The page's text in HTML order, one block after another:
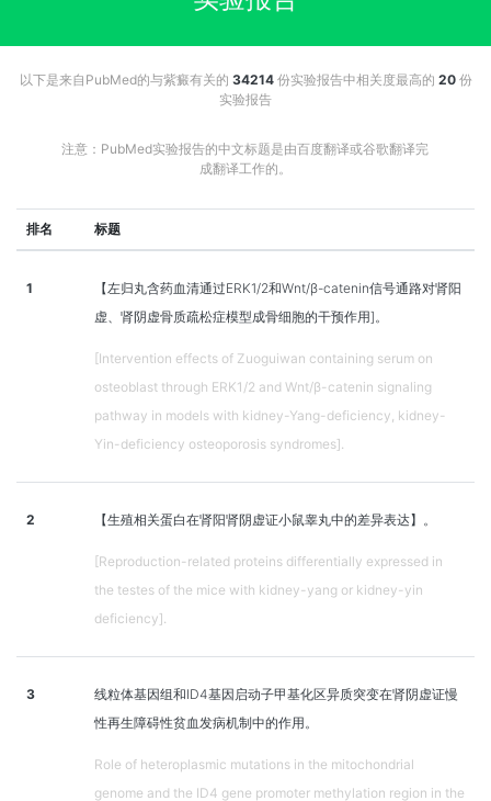
以下是来自PubMed的与紫癜有关的 34214份实验报告中相关度最高的 20份
实验报告
注意：PubMed实验报告的中文标题是由百度翻译或谷歌翻译完
成翻译工作的。
排名 标题
1
【左归丸含药血清通过ERK1/2和Wnt/β-catenin信号通路对肾阳
虚、肾阴虚骨质疏松症模型成骨细胞的干预作用]。
[Intervention effects of Zuoguiwan containing serum on
osteoblast through ERK1/2 and Wnt/β-catenin signaling
pathway in models with kidney-Yang-deficiency, kidney-
Yin-deficiency osteoporosis syndromes].
2 【生殖相关蛋白在肾阳肾阴虚证小鼠睾丸中的差异表达】。
[Reproduction-related proteins differentially expressed in
the testes of the mice with kidney-yang or kidney-yin
deficiency].
3
线粒体基因组和ID4基因启动子甲基化区异质突变在肾阴虚证慢
性再生障碍性贫血发病机制中的作用。
Role of heteroplasmic mutations in the mitochondrial
genome and the ID4 gene promoter methylation region in the